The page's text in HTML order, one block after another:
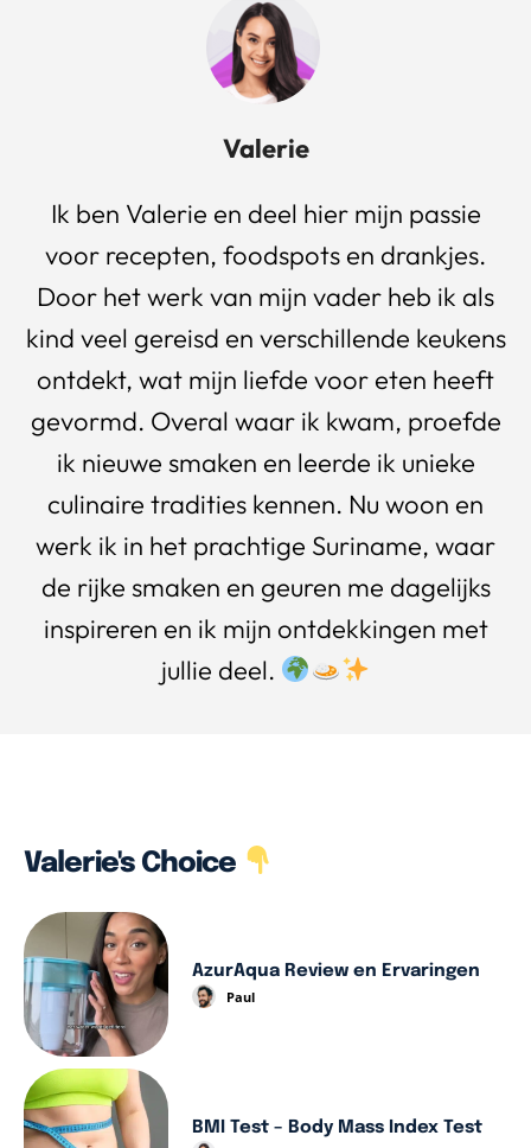
Valerie
Ik ben Valerie en deel hier mijn passie
voor recepten, foodspots en drankjes.
Door het werk van mijn vader heb ik als
kind veel gereisd en verschillende keukens
ontdekt, wat mijn liefde voor eten heeft
gevormd. Overal waar ik kwam, proefde
ik nieuwe smaken en leerde ik unieke
culinaire tradities kennen. Nu woon en
werk ik in het prachtige Suriname, waar
de rijke smaken en geuren me dagelijks
inspireren en ik mijn ontdekkingen met
jullie deel.
Valerie's Choice
AzurAqua Review en Ervaringen
Paul
BMI Test – Body Mass Index Test